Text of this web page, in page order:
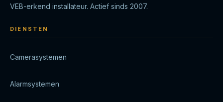
VEB-erkend installateur. Actief sinds 2007.
DIENSTEN
Camerasystemen
Alarmsystemen